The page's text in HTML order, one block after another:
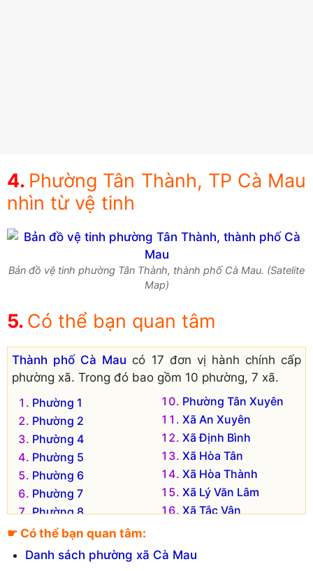
Phường Tân Thành, TP Cà Mau
nhìn từ vệ tinh
Bản đồ vệ tinh phường Tân Thành, thành phố Cà Mau. (Satelite
Map)
Có thể bạn quan tâm
Thành phố Cà Mau có 17 đơn vị hành chính cấp
phường xã. Trong đó bao gồm 10 phường, 7 xã.
Phường 1
Phường 2
Phường 4
Phường 5
Phường 6
Phường 7
Phường 8
Phường 9
Phường Tân Thành
Phường Tân Xuyên
Xã An Xuyên
Xã Định Bình
Xã Hòa Tân
Xã Hòa Thành
Xã Lý Văn Lâm
Xã Tắc Vân
☛ Có thể bạn quan tâm:
Danh sách phường xã Cà Mau